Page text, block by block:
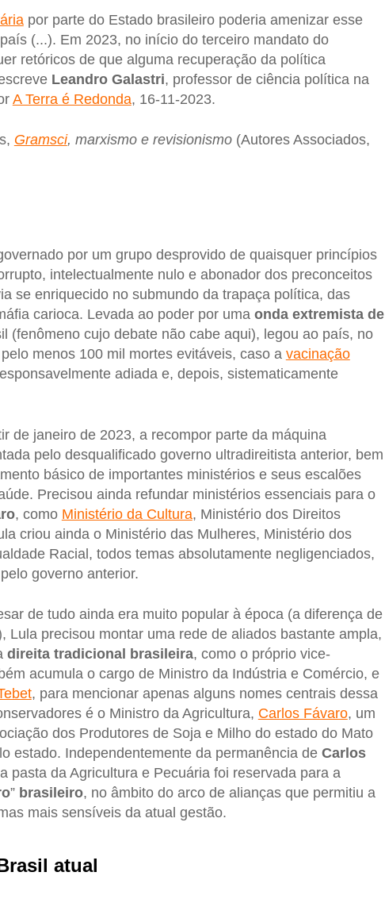
por parte do Estado brasileiro poderia amenizar esse
(...). Em 2023, no início do terceiro mandato do
retóricos de que alguma recuperação da política
Leandro Galastri, professor de ciência política na
A Terra é Redonda, 16-11-2023.
Gramsci, marxismo e revisionismo(Autores Associados,
por um grupo desprovido de quaisquer princípios
intelectualmente nulo e abonador dos preconceitos
se enriquecido no submundo da trapaça política, das
carioca. Levada ao poder por uma onda extremista de
(fenômeno cujo debate não cabe aqui), legou ao país, no
menos 100 mil mortes evitáveis, caso a vacinação
adiada e, depois, sistematicamente
de janeiro de 2023, a recompor parte da máquina
pelo desqualificado governo ultradireitista anterior, bem
básico de importantes ministérios e seus escalões
Precisou ainda refundar ministérios essenciais para o
, como Ministério da Cultura, Ministério dos Direitos
criou ainda o Ministério das Mulheres, Ministério dos
Racial, todos temas absolutamente negligenciados,
governo anterior.
de tudo ainda era muito popular à época (a diferença de
Lula precisou montar uma rede de aliados bastante ampla,
direita tradicional brasileira, como o próprio vice-
acumula o cargo de Ministro da Indústria e Comércio, e
, para mencionar apenas alguns nomes centrais dessa
é o Ministro da Agricultura, Carlos Fávaro, um
dos Produtores de Soja e Milho do estado do Mato
estado. Independentemente da permanência de Carlos
pasta da Agricultura e Pecuária foi reservada para a
” brasileiro, no âmbito do arco de alianças que permitiu a
mais sensíveis da atual gestão.
atual